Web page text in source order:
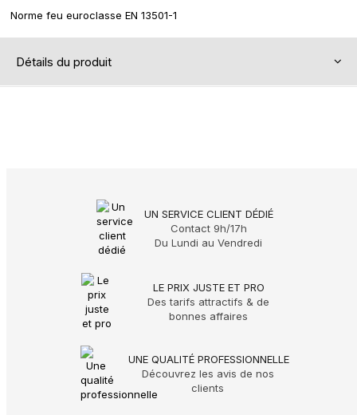
Norme feu euroclasse EN 13501-1
Détails du produit
UN SERVICE CLIENT DÉDIÉ
Contact 9h/17h
Du Lundi au Vendredi
LE PRIX JUSTE ET PRO
Des tarifs attractifs & de
bonnes affaires
UNE QUALITÉ PROFESSIONNELLE
Découvrez les avis de nos
clients